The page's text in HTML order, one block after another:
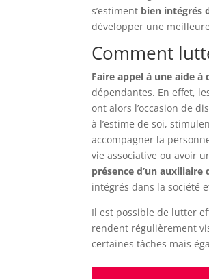
s’estiment bien intégrés
développer une
Comment
Faire appel à une aide à
dépendantes. En effet,
ont alors l’occasion de
à l’estime de soi,
accompagner la
vie associative ou avoir
présence d’un auxiliaire
intégrés dans la société
Il est possible de lutter
rendent régulièrement
certaines tâches mais